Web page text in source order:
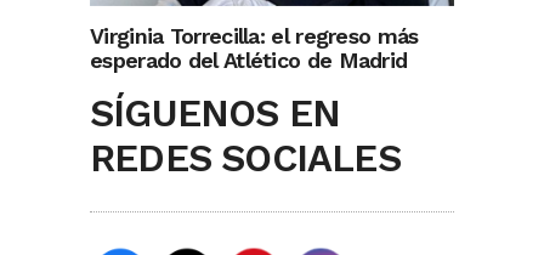
Virginia Torrecilla: el regreso más
esperado del Atlético de Madrid
SÍGUENOS EN
REDES SOCIALES